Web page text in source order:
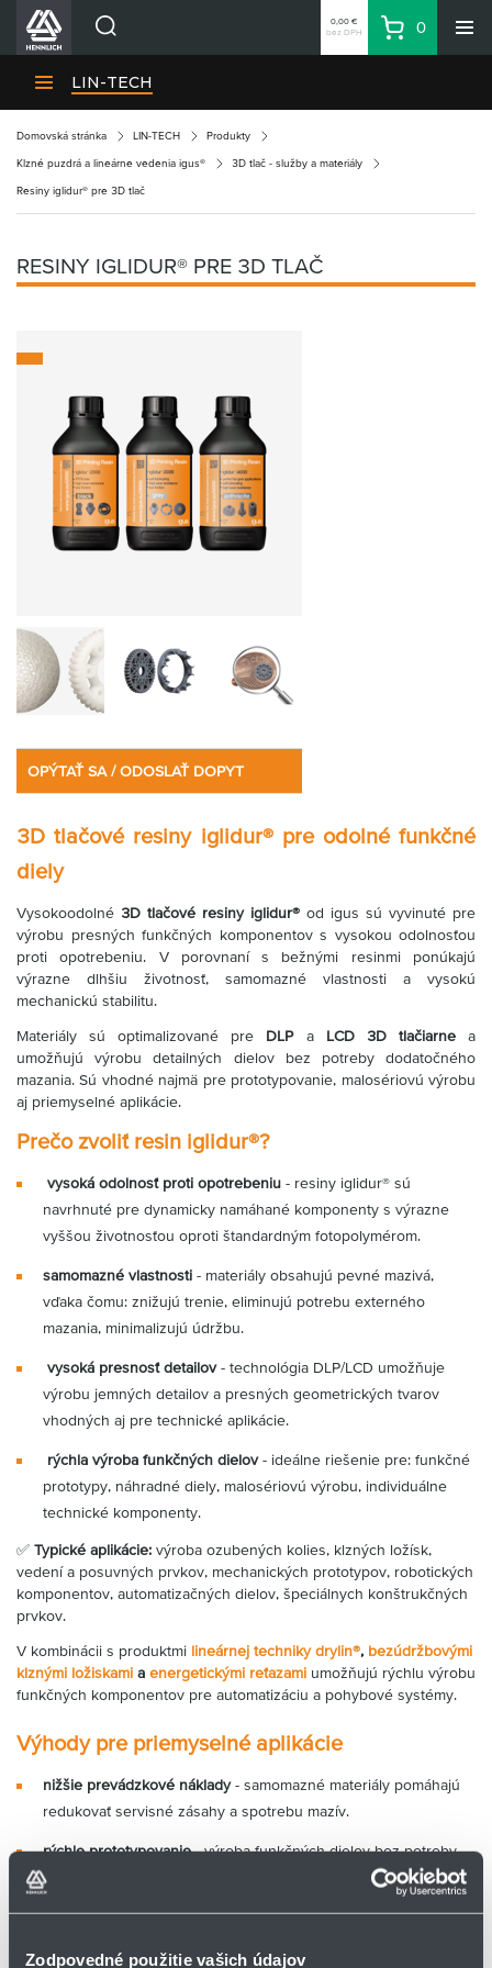
Zodpovedné použitie vašich údajov
Divízie HENNLICH
Kariéra
Kontakty
Priemyselný park HENNLICH
Partner Zone
0,00 €
bez DPH
Košík
0
LIN-TECH
Domovská stránka LIN-TECH Produkty
Klzné puzdrá a lineárne vedenia igus® 3D tlač - služby a materiály
Resiny iglidur® pre 3D tlač
RESINY IGLIDUR® PRE 3D TLAČ
OPÝTAŤ SA / ODOSLAŤ DOPYT
3D tlačové resiny iglidur® pre odolné funkčné
diely
Vysokoodolné 3D tlačové resiny iglidur® od igus sú vyvinuté pre
výrobu presných funkčných komponentov s vysokou odolnosťou
proti opotrebeniu. V porovnaní s bežnými resinmi ponúkajú
výrazne dlhšiu životnosť, samomazné vlastnosti a vysokú
mechanickú stabilitu.
Materiály sú optimalizované pre DLPa LCD 3D tlačiarnea
umožňujú výrobu detailných dielov bez potreby dodatočného
mazania. Sú vhodné najmä pre prototypovanie, malosériovú výrobu
aj priemyselné aplikácie.
Prečo zvoliť resin iglidur®?
vysoká odolnosť proti opotrebeniu - resiny iglidur® sú
navrhnuté pre dynamicky namáhané komponenty s výrazne
vyššou životnosťou oproti štandardným fotopolymérom.
samomazné vlastnosti - materiály obsahujú pevné mazivá,
vďaka čomu: znižujú trenie, eliminujú potrebu externého
mazania, minimalizujú údržbu.
vysoká presnosť detailov- technológia DLP/LCD umožňuje
výrobu jemných detailov a presných geometrických tvarov
vhodných aj pre technické aplikácie.
rýchla výroba funkčných dielov- ideálne riešenie pre: funkčné
prototypy, náhradné diely, malosériovú výrobu, individuálne
technické komponenty.
✅ Typické aplikácie: výroba ozubených kolies, klzných ložísk,
vedení a posuvných prvkov, mechanických prototypov, robotických
komponentov, automatizačných dielov, špeciálnych konštrukčných
prvkov.
V kombinácii s produktmi lineárnej techniky drylin®, bezúdržbovými
klznými ložiskami a energetickými reťazami umožňujú rýchlu výrobu
funkčných komponentov pre automatizáciu a pohybové systémy.
Výhody pre priemyselné aplikácie
nižšie prevádzkové náklady- samomazné materiály pomáhajú
redukovať servisné zásahy a spotrebu mazív.
rýchle prototypovanie- výroba funkčných dielov bez potreby
vstrekovacích foriem výrazne skracuje čas vývoja.
optimalizácia konštrukcie- 3D tlač umožňuje vytvárať